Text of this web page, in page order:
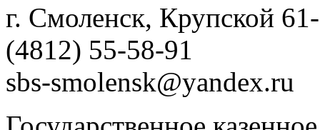
г. Смоленск, Крупской
(4812) 55-58-91
sbs-smolensk@yandex.ru